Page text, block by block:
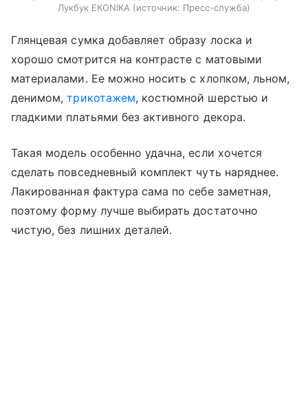
Лукбук EKONIKA
источник: Пресс-служба
Глянцевая сумка добавляет образу лоска и
хорошо смотрится на контрасте с матовыми
материалами. Ее можно носить с хлопком, льном,
денимом,трикотажем, костюмной шерстью и
гладкими платьями без активного декора.
Такая модель особенно удачна, если хочется
сделать повседневный комплект чуть наряднее.
Лакированная фактура сама по себе заметная,
поэтому форму лучше выбирать достаточно
чистую, без лишних деталей.